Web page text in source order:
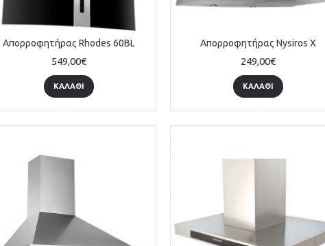
Απορροφητήρας Rhodes 60BL
549,00€
ΚΑΛΆΘΙ
Απορροφητήρας Nysiros X
249,00€
ΚΑΛΆΘΙ